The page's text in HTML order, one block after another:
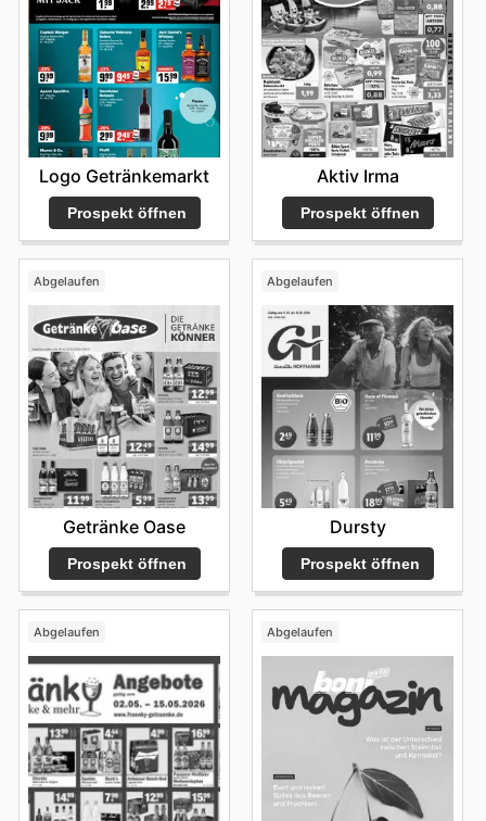
Logo Getränkemarkt
Prospekt öffnen
Aktiv Irma
Prospekt öffnen
Abgelaufen
Getränke Oase
Prospekt öffnen
Abgelaufen
Dursty
Prospekt öffnen
Abgelaufen Abgelaufen